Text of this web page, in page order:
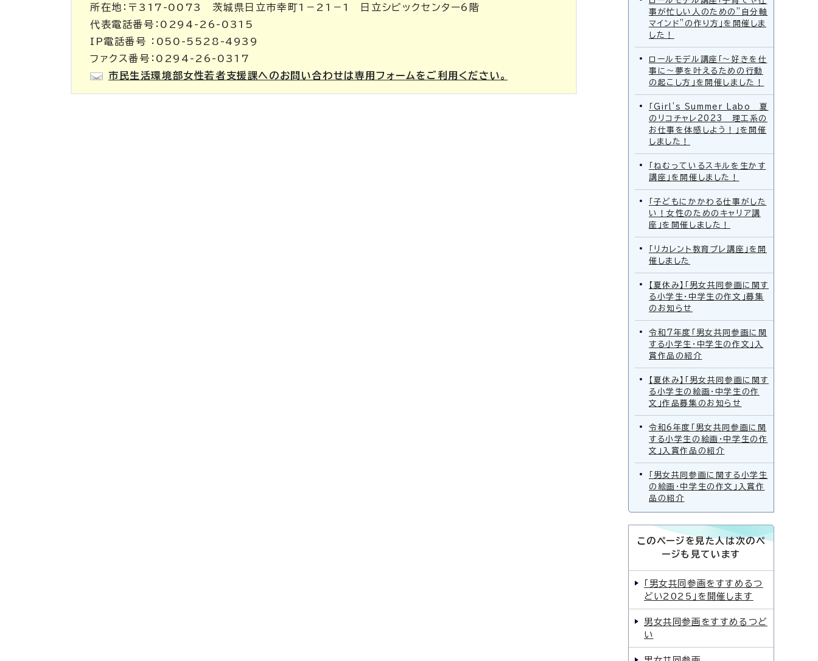
所在地：〒317-0073 茨城県日立市幸町1－21－1 日立シビックセンター6階
代表電話番号：0294-26-0315
IP電話番号 ：050-5528-4939
ファクス番号：0294-26-0317
市民生活環境部女性若者支援課へのお問い合わせは専用フォームをご利用ください。
事が忙しい人のための”自分軸
マインド”の作り方」を開催しま
した！
ロールモデル講座「～好きを仕
事に～夢を叶えるための行動
の起こし方」を開催しました！
「Girl's Summer Labo 夏
のリコチャレ2023 理工系の
お仕事を体感しよう！」を開催
しました！
「ねむっているスキルを生かす
講座」を開催しました！
「子どもにかかわる仕事がした
い！女性のためのキャリア講
座」を開催しました！
「リカレント教育プレ講座」を開
催しました
【夏休み】「男女共同参画に関す
る小学生・中学生の作文」募集
のお知らせ
令和7年度「男女共同参画に関
する小学生・中学生の作文」入
賞作品の紹介
【夏休み】「男女共同参画に関す
る小学生の絵画・中学生の作
文」作品募集のお知らせ
令和6年度「男女共同参画に関
する小学生の絵画・中学生の作
文」入賞作品の紹介
「男女共同参画に関する小学生
の絵画・中学生の作文」入賞作
品の紹介
このページを見た人は次のペ
ージも見ています
「男女共同参画をすすめるつ
どい2025」を開催します
男女共同参画をすすめるつど
い